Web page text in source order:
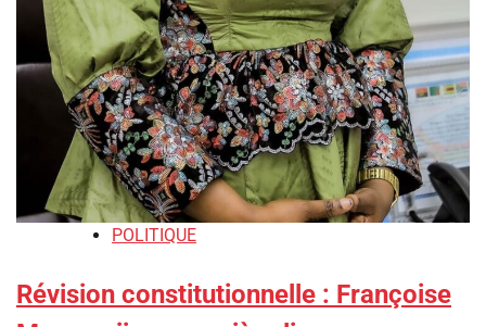
POLITIQUE
Révision constitutionnelle : Françoise